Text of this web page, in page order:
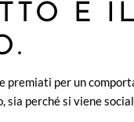
E IL
premiati per un
sia perché si viene